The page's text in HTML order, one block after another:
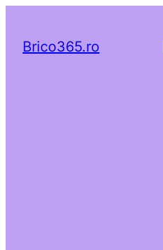
Brico365.ro